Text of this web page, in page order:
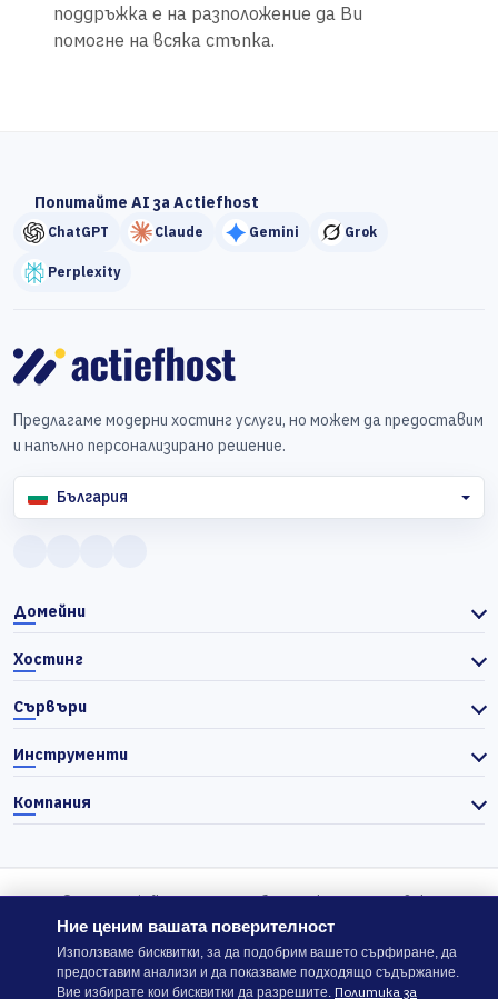
поддръжка е на разположение да Ви
помогне на всяка стъпка.
Попитайте AI за Actiefhost
ChatGPT Claude Gemini Grok
Perplexity
Предлагаме модерни хостинг услуги, но можем да предоставим
и напълно персонализирано решение.
България
Домейни
Хостинг
Сървъри
Инструменти
Компания
© 2026 Actiefhost. Съгласно българското търговско
законодателство цените в сайта се показват без ДДС, а ДДС се
изчислява отделно при завършване на поръчката, когато е
приложимо.
Ние ценим вашата поверителност
Използваме бисквитки, за да подобрим вашето сърфиране, да
предоставим анализи и да показваме подходящо съдържание.
Вие избирате кои бисквитки да разрешите. Политика за